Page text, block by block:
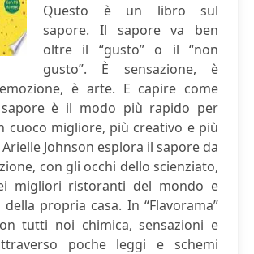
Questo è un libro sul
sapore. Il sapore va ben
oltre il “gusto” o il “non
gusto”. È sensazione, è
è arte. E capire come
è il modo più rapido per
cuoco migliore, più creativo e più
Johnson esplora il sapore da
con gli occhi dello scienziato,
migliori ristoranti del mondo e
propria casa. In “Flavorama”
tutti noi chimica, sensazioni e
poche leggi e schemi